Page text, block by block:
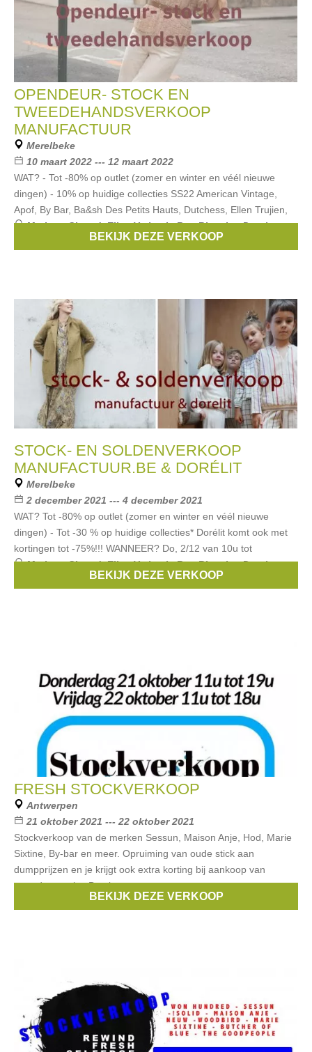
OPENDEUR- STOCK EN
TWEEDEHANDSVERKOOP
MANUFACTUUR
Merelbeke
10 maart 2022 --- 12 maart 2022
WAT? - Tot -80% op outlet (zomer en winter en véél nieuwe
dingen) - 10% op huidige collecties SS22 American Vintage,
Apof, By Bar, Ba&sh Des Petits Hauts, Dutchess, Ellen Trujien,
Merken:Closed,Ellen Verbeek,Rue Blanche,Dutchess,
BEKIJK DEZE VERKOOP
STOCK- EN SOLDENVERKOOP
MANUFACTUUR.BE & DORÉLIT
Merelbeke
2 december 2021 --- 4 december 2021
WAT? Tot -80% op outlet (zomer en winter en véél nieuwe
dingen) - Tot -30 % op huidige collecties* Dorélit komt ook met
kortingen tot -75%!!! WANNEER? Do, 2/12 van 10u tot
Merken:Closed,Ellen Verbeek,Rue Blanche,Dutchess,
BEKIJK DEZE VERKOOP
FRESH STOCKVERKOOP
Antwerpen
21 oktober 2021 --- 22 oktober 2021
Stockverkoop van de merken Sessun, Maison Anje, Hod, Marie
Sixtine, By-bar en meer. Opruiming van oude stick aan
dumpprijzen en je krijgt ook extra korting bij aankoop van
meerdere stuks. Betalen
Sessun,Marie Sixtine, By-Bar,Maison Anje
BEKIJK DEZE VERKOOP